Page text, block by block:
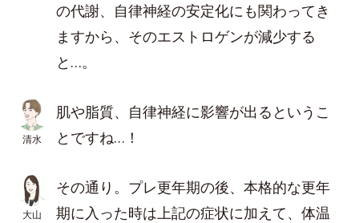
の代謝、自律神経の安定化にも関わってき
ますから、そのエストロゲンが減少する
と…。
清水
肌や脂質、自律神経に影響が出るというこ
とですね…！
大山
その通り。プレ更年期の後、本格的な更年
期に入った時は上記の症状に加えて、体温